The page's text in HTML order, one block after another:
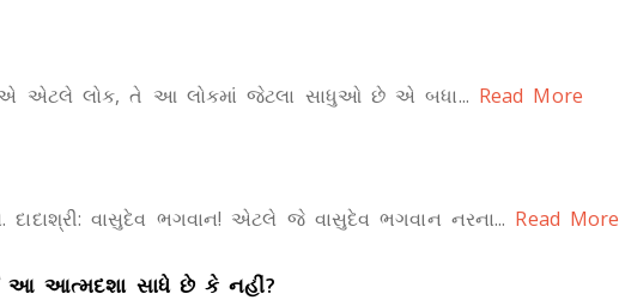
લોએ એટલે લોક, તે આ લોકમાં જેટલા સાધુઓ છે એ બધા... Read More
દાદાશ્રી: વાસુદેવ ભગવાન! એટલે જે વાસુદેવ ભગવાન નરના... Read More
આ આત્મદશા સાધે છે કે નહીં?